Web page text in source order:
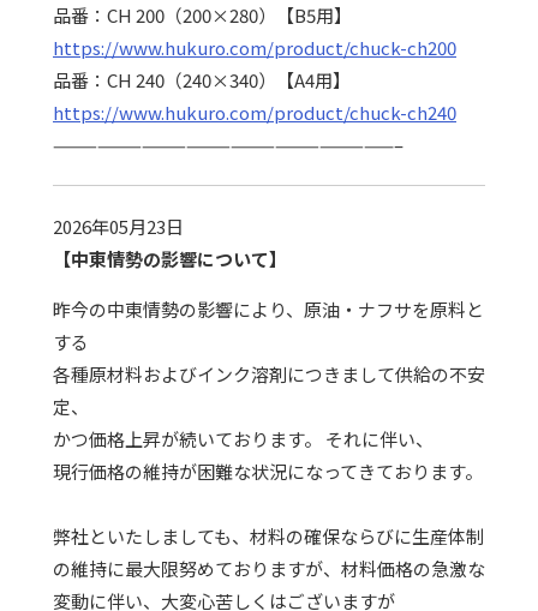
品番：CH 200（200×280）【B5用】
https://www.hukuro.com/product/chuck-ch200
品番：CH 240（240×340）【A4用】
https://www.hukuro.com/product/chuck-ch240
———————————————————————–
2026年05月23日
【中東情勢の影響について】
昨今の中東情勢の影響により、原油・ナフサを原料と
する
各種原材料およびインク溶剤につきまして供給の不安
定、
かつ価格上昇が続いております。 それに伴い、
現行価格の維持が困難な状況になってきております。
弊社といたしましても、材料の確保ならびに生産体制
の維持に最大限努めておりますが、材料価格の急激な
変動に伴い、大変心苦しくはございますが